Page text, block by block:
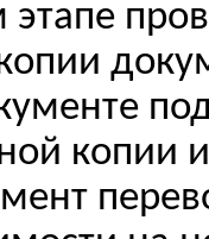
этапе
копии